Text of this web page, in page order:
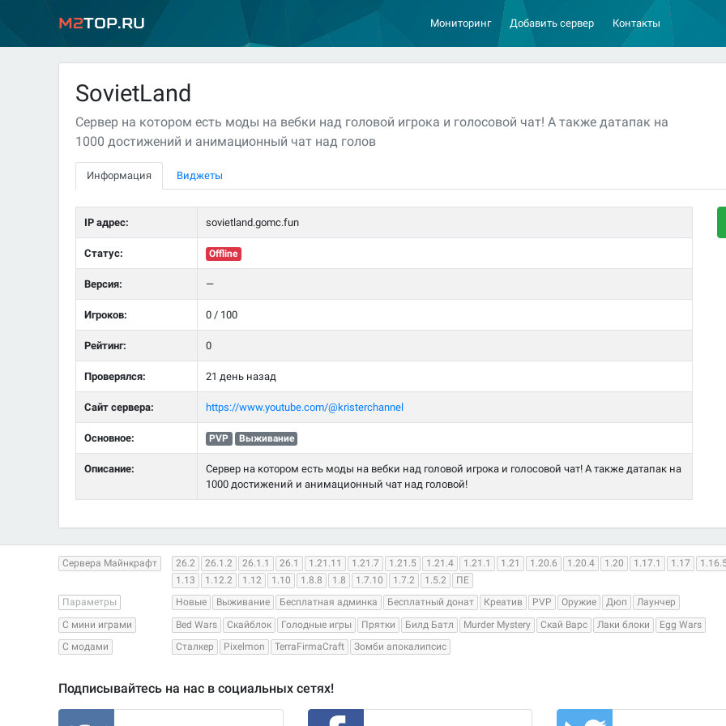
M2Top.ru Мониторинг Добавить сервер Контакты
SovietLand
Сервер на котором есть моды на вебки над головой игрока и голосовой чат! А также датапак на
1000 достижений и анимационный чат над голов
Информация Виджеты
IP адрес: sovietland.gomc.fun
Статус: Offline
Версия: —
Игроков: 0 / 100
Рейтинг: 0
Проверялся: 21 день назад
Сайт сервера: https://www.youtube.com/@kristerchannel
Основное: PVP Выживание
Описание:
Сервер на котором есть моды на вебки над головой игрока и голосовой чат! А также датапак на
1000 достижений и анимационный чат над головой!
Сервера Майнкрафт 26.2 26.1.2 26.1.1 26.1 1.21.11 1.21.7 1.21.5 1.21.4 1.21.1 1.21 1.20.6 1.20.4 1.20 1.17.1 1.17
1.13
1.12.2 1.12 1.10 1.8.8 1.8 1.7.10 1.7.2 1.5.2
ПЕ
Параметры
Новые Выживание Бесплатная админка Бесплатный донат Креатив PVP Оружие Дюп
Лаунчер
С мини играми
Bed Wars Скайблок Голодные игры Прятки Билд Батл Murder Mystery Скай Варс Лаки блоки
Egg Wars
С модами
Сталкер Pixelmon TerraFirmaCraft Зомби апокалипсис
Подписывайтесь на нас в социальных сетях!